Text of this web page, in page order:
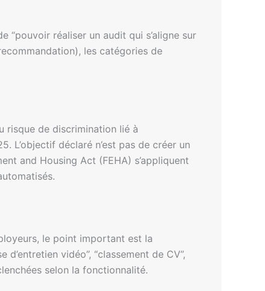
“pouvoir réaliser un audit qui s’aligne sur
les catégories de
risque de discrimination lié à
L’objectif déclaré n’est pas de créer un
and Housing Act (FEHA) s’appliquent
le point important est la
vidéo”, “classement de CV”,
selon la fonctionnalité.